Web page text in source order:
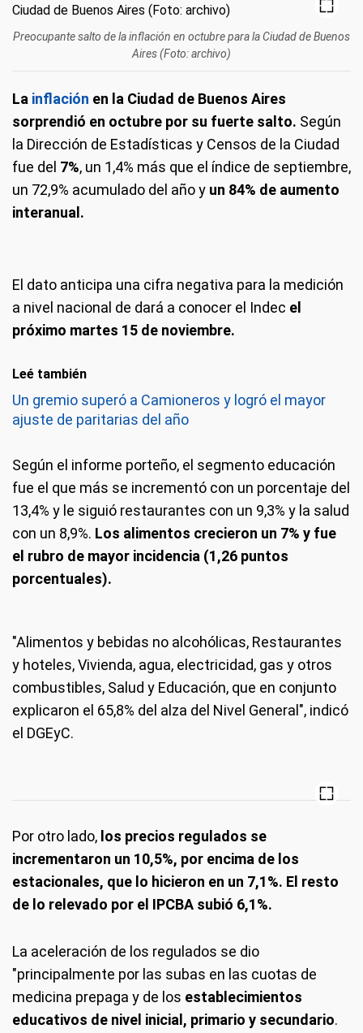
Preocupante salto de la inflación en octubre para la Ciudad de Buenos
Aires (Foto: archivo)
La inflación en la Ciudad de Buenos Aires
sorprendió en octubre por su fuerte salto. Según
la Dirección de Estadísticas y Censos de la Ciudad
fue del 7%, un 1,4% más que el índice de septiembre,
un 72,9% acumulado del año y un 84% de aumento
interanual.
El dato anticipa una cifra negativa para la medición
a nivel nacional de dará a conocer el Indec el
próximo martes 15 de noviembre.
Leé también
Un gremio superó a Camioneros y logró el mayor
ajuste de paritarias del año
Según el informe porteño, el segmento educación
fue el que más se incrementó con un porcentaje del
13,4% y le siguió restaurantes con un 9,3% y la salud
con un 8,9%. Los alimentos crecieron un 7% y fue
el rubro de mayor incidencia (1,26 puntos
porcentuales).
"Alimentos y bebidas no alcohólicas, Restaurantes
y hoteles, Vivienda, agua, electricidad, gas y otros
combustibles, Salud y Educación, que en conjunto
explicaron el 65,8% del alza del Nivel General", indicó
el DGEyC.
Por otro lado, los precios regulados se
incrementaron un 10,5%, por encima de los
estacionales, que lo hicieron en un 7,1%. El resto
de lo relevado por el IPCBA subió 6,1%.
La aceleración de los regulados se dio
"principalmente por las subas en las cuotas de
medicina prepaga y de los establecimientos
educativos de nivel inicial, primario y secundario.